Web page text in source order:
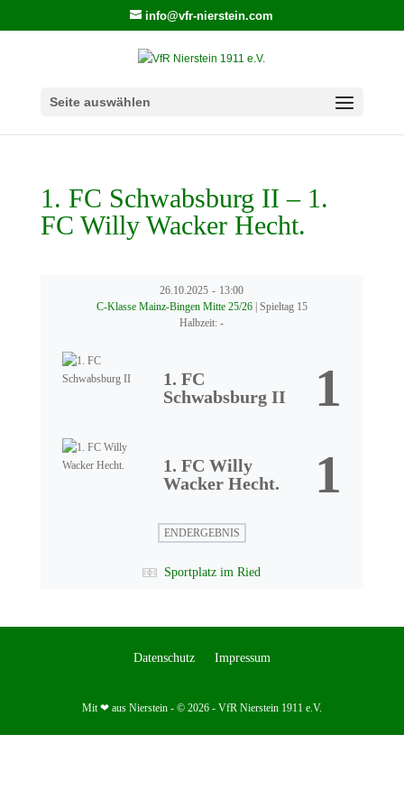
info@vfr-nierstein.com
Seite auswählen
1. FC Schwabsburg II – 1.
FC Willy Wacker Hecht.
26.10.2025 - 13:00
C-Klasse Mainz-Bingen Mitte 25/26 | Spieltag 15
Halbzeit: -
1. FC
Schwabsburg II
1
1. FC Willy
Wacker Hecht.
1
ENDERGEBNIS
Sportplatz im Ried
Datenschutz Impressum
Mit ❤ aus Nierstein - © 2026 - VfR Nierstein 1911 e.V.